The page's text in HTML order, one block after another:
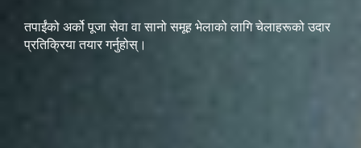
तपाईंको अर्को पूजा सेवा वा सानो समूह भेलाको लागि चेलाहरूको उदार
प्रतिक्रिया तयार गर्नुहोस्।